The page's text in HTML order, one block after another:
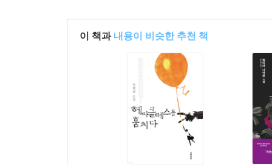
이 책과 내용이 비슷한 추천 책